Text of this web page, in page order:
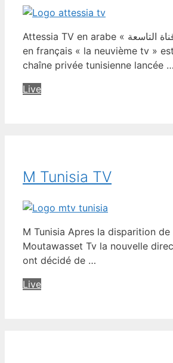
Attessia TV en arabe « قناة التاسعة » qui signifie
en français « la neuvième tv »
chaîne privée tunisienne lancée …
Live
M Tunisia TV
M Tunisia Apres la disparition de
Moutawasset Tv la nouvelle
ont décidé de …
Live